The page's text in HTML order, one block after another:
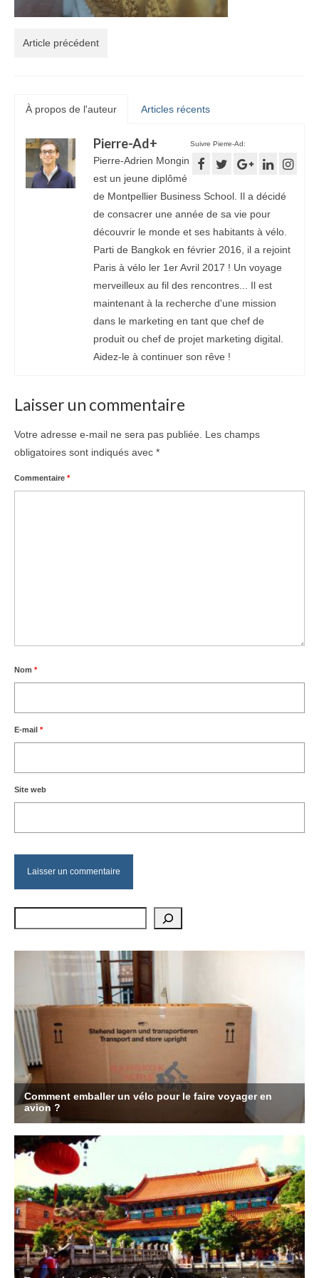
Article précédent
À propos de l'auteur Articles récents
Suivre Pierre-Ad:
Pierre-Ad+
Pierre-Adrien Mongin
est un jeune diplômé
de Montpellier Business School. Il a décidé
de consacrer une année de sa vie pour
découvrir le monde et ses habitants à vélo.
Parti de Bangkok en février 2016, il a rejoint
Paris à vélo ler 1er Avril 2017 ! Un voyage
merveilleux au fil des rencontres... Il est
maintenant à la recherche d'une mission
dans le marketing en tant que chef de
produit ou chef de projet marketing digital.
Aidez-le à continuer son rêve !
Laisser un commentaire
Votre adresse e-mail ne sera pas publiée.
Les champs
obligatoires sont indiqués avec *
Commentaire *
Nom *
E-mail *
Site web